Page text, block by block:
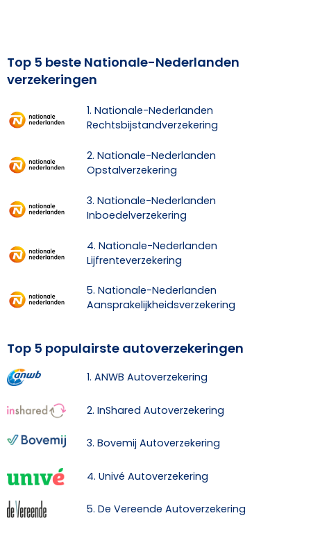
Top 5 beste Nationale-Nederlanden
verzekeringen
1. Nationale-Nederlanden
Rechtsbijstandverzekering
2. Nationale-Nederlanden
Opstalverzekering
3. Nationale-Nederlanden
Inboedelverzekering
4. Nationale-Nederlanden
Lijfrenteverzekering
5. Nationale-Nederlanden
Aansprakelijkheidsverzekering
Top 5 populairste autoverzekeringen
1. ANWB Autoverzekering
2. InShared Autoverzekering
3. Bovemij Autoverzekering
4. Univé Autoverzekering
5. De Vereende Autoverzekering